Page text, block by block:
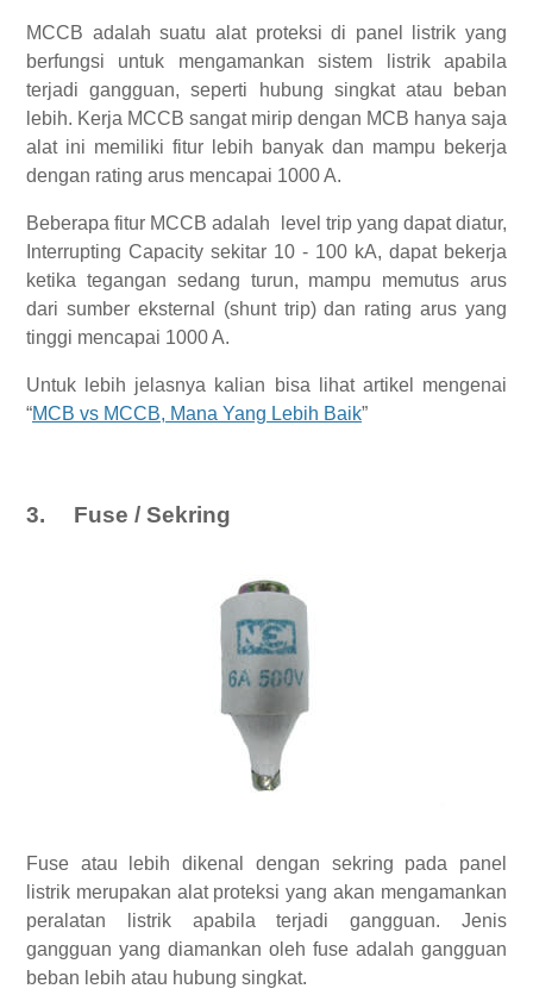
MCCB adalah suatu alat proteksi di panel listrik yang
berfungsi untuk mengamankan sistem listrik apabila
terjadi gangguan, seperti hubung singkat atau beban
lebih. Kerja MCCB sangat mirip dengan MCB hanya saja
alat ini memiliki fitur lebih banyak dan mampu bekerja
dengan rating arus mencapai 1000 A.
Beberapa fitur MCCB adalah level trip yang dapat diatur,
Interrupting Capacity sekitar 10 - 100 kA, dapat bekerja
ketika tegangan sedang turun, mampu memutus arus
dari sumber eksternal (shunt trip) dan rating arus yang
tinggi mencapai 1000 A.
Untuk lebih jelasnya kalian bisa lihat artikel mengenai
“MCB vs MCCB, Mana Yang Lebih Baik”
3. Fuse / Sekring
Fuse atau lebih dikenal dengan sekring pada panel
listrik merupakan alat proteksi yang akan mengamankan
peralatan listrik apabila terjadi gangguan. Jenis
gangguan yang diamankan oleh fuse adalah gangguan
beban lebih atau hubung singkat.